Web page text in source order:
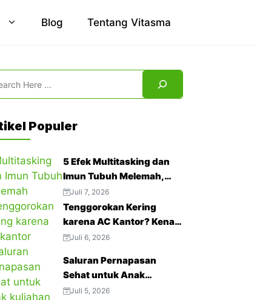
Blog Tentang Vitasma
Populer
5 Efek Multitasking dan
Imun Tubuh Melemah,
Jangan Abaikan!
Juli 7, 2026
Tenggorokan Kering
karena AC Kantor? Kenali
4 Cara Mengatasinya
Juli 6, 2026
Saluran Pernapasan
Sehat untuk Anak
Kuliahan: 3 Tips Menjaga
Juli 5, 2026